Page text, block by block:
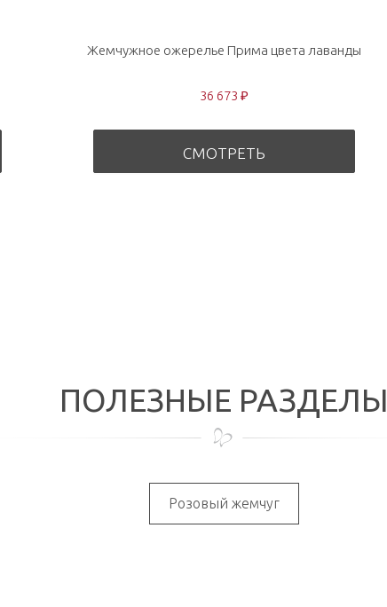
Жемчужное ожерелье Прима цвета лаванды
36 673 ₽
СМОТРЕТЬ
ПОЛЕЗНЫЕ РАЗДЕЛЫ
Розовый жемчуг